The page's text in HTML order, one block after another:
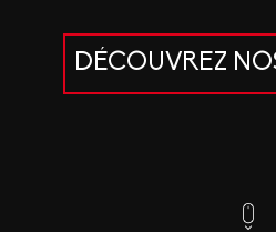
DÉCOUVREZ